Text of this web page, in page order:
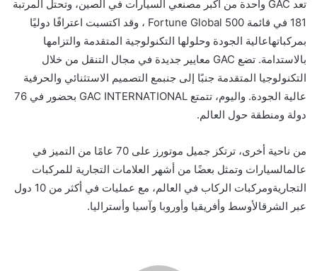
تعد واحدة من أكبر مصنعي السيارات في الصين، وتحتل المرتبة
181 في قائمة ، وقد اكتسبت اعترافًا دوليًا
بمركباتهاعالية الجودة وحلولها التكنولوجية المتقدمة والتزامها
بالاستدامة. تضع معايير جديدة في مجال التنقل من خلال
التكنولوجيا المتقدمة جنبًا إلى جنبمع التصميم الاستثنائي والحرفية
عالية الجودة. واليوم، تتمتع بحضور في
دولة ومنطقة حول العالم.
من ناحية أخرى، ترتكز جميل موتورز على عامًا من التميز في
عالمالسيارات وتمثل بعضًا من أشهر العلامات التجارية للمركبات
التجاريةومركبات الركاب في العالم، مع عمليات في أكثر من
دول
عبر الشرقالأوسط وأفريقيا وأوروبا وآسيا وأستراليا.